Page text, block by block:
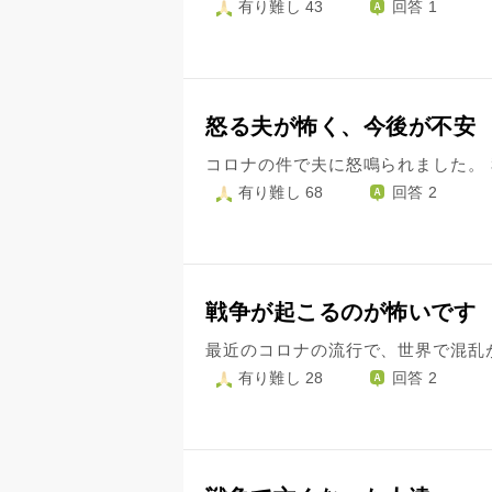
有り難し 43 回答 1
怒る夫が怖く、今後が不安
有り難し 68 回答 2
戦争が起こるのが怖いです
有り難し 28 回答 2